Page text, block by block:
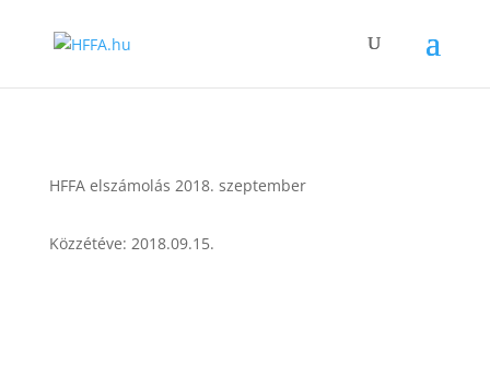
HFFA elszámolás 2018. szeptember
Közzétéve: 2018.09.15.